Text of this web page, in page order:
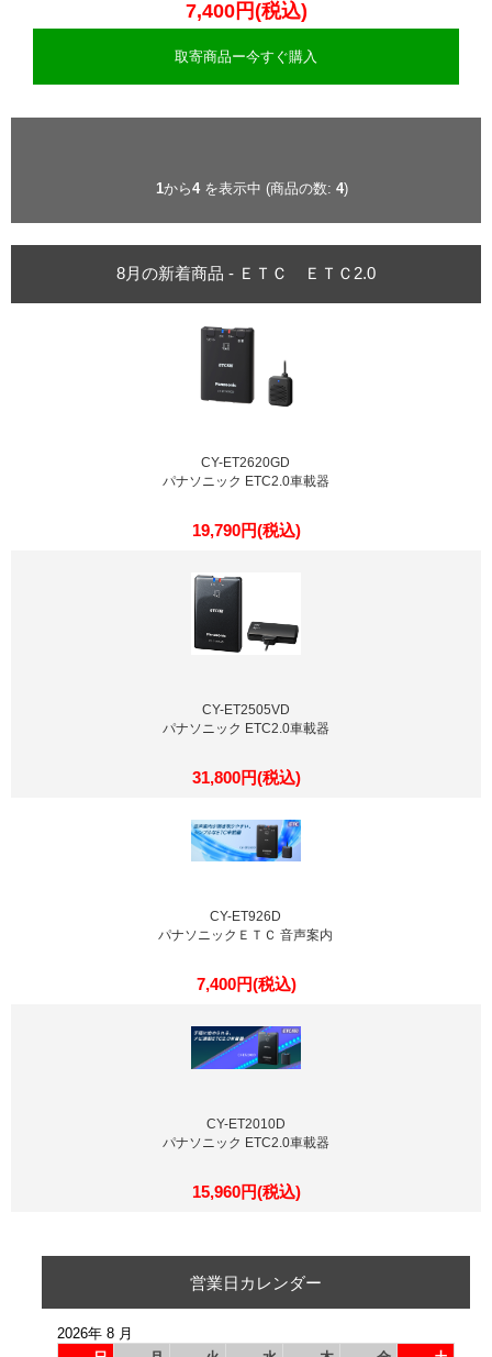
7,400円(税込)
取寄商品ー今すぐ購入
1から4を表示中 (商品の数: 4)
8月の新着商品 - ＥＴＣ ＥＴＣ2.0
CY-ET2620GD
パナソニック ETC2.0車載器
19,790円(税込)
CY-ET2505VD
パナソニック ETC2.0車載器
31,800円(税込)
CY-ET926D
パナソニックＥＴＣ 音声案内
7,400円(税込)
CY-ET2010D
パナソニック ETC2.0車載器
15,960円(税込)
営業日カレンダー
2026年 8 月